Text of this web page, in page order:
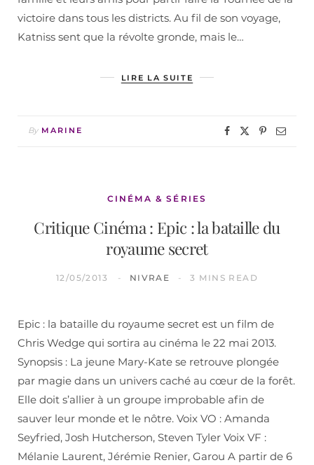
victoire dans tous les districts. Au fil de son voyage,
Katniss sent que la révolte gronde, mais le…
LIRE LA SUITE
By MARINE
CINÉMA & SÉRIES
Critique Cinéma : Epic : la bataille du
royaume secret
12/05/2013 NIVRAE 3 MINS READ
Epic : la bataille du royaume secret est un film de
Chris Wedge qui sortira au cinéma le 22 mai 2013.
Synopsis : La jeune Mary-Kate se retrouve plongée
par magie dans un univers caché au cœur de la forêt.
Elle doit s’allier à un groupe improbable afin de
sauver leur monde et le nôtre. Voix VO : Amanda
Seyfried, Josh Hutcherson, Steven Tyler Voix VF :
Mélanie Laurent, Jérémie Renier, Garou A partir de 6